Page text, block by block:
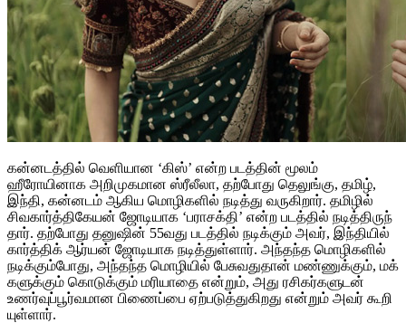
கன்​னடத்​தில் வெளி​யான ‘கிஸ்’ என்ற படத்தின் மூலம்
ஹீரோயினாக அறிமுகமான ஸ்ரீலீலா, தற்போது தெலுங்கு, தமிழ்,
இந்​தி, கன்​னடம் ஆகிய மொழிகளில் நடித்து வரு​கிறார். தமிழில்
சிவ​கார்த்​தி​கேயன் ஜோடி​யாக ‘பராசக்​தி’ என்ற படத்​தில் நடித்​திருந்​
தார். தற்​போது தனுஷின் 55வது படத்​தில் நடிக்கும் அவர், இந்​தி​யில்
கார்த்திக் ஆர்யன் ஜோடி​யாக நடித்​துள்​ளார். அந்​தந்த மொழிகளில்
நடிக்​கும்​போது, அந்தந்த மொழி​யில் பேசுவதுதான் மண்​ணுக்​கும், மக்​
களுக்​கும் கொடுக்​கும் மரியாதை என்​றும், அது ரசிகர்​களு​டன்
உணர்​வுப்​பூர்​வ​மான பிணைப்பை ஏற்​படுத்​துகிறது என்​றும் அவர் கூறி​
யுள்​ளார்.